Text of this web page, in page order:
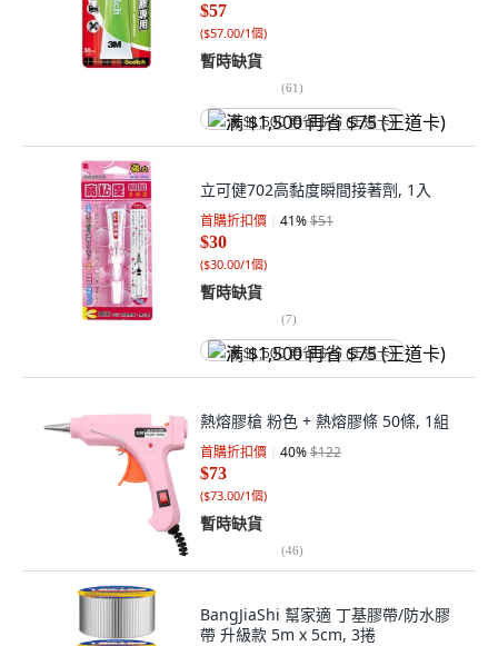
$57
($57.00/1個)
暫時缺貨
(61)
满 $1,500 再省 $75 (王道卡)
立可健702高黏度瞬間接著劑, 1入
首購折扣價 41%$51
$30
($30.00/1個)
暫時缺貨
(7)
满 $1,500 再省 $75 (王道卡)
熱熔膠槍 粉色 + 熱熔膠條 50條, 1組
首購折扣價 40%$122
$73
($73.00/1個)
暫時缺貨
(46)
BangJiaShi 幫家適 丁基膠帶/防水膠
帶 升級款 5m x 5cm, 3捲